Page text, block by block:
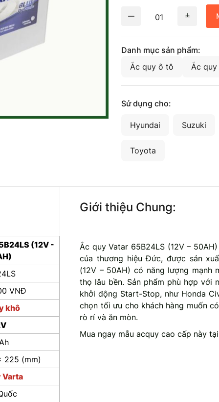
01
Danh mục sản phẩm:
Ắc quy ô tô
Ắc quy
Sử dụng cho:
Hyundai Suzuki
Toyota
(12V -
VNĐ
khô
225 (mm)
Varta
Giới thiệu Chung:
Ắc quy Vatar 65B24LS (12V –
của thương hiệu Đức, được sản
(12V – 50AH) có năng lượng mạnh
thọ lâu bền. Sản phẩm phù hợp với
khởi động Start-Stop, như Honda
chọn tối ưu cho khách hàng muốn
rò rỉ và ăn mòn.
Mua ngay mẫu acquy cao cấp này